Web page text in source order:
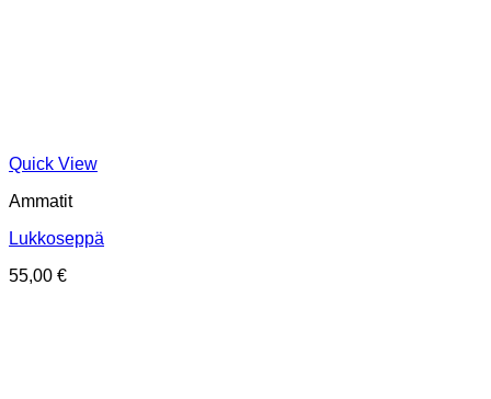
Quick View
Ammatit
Lukkoseppä
55,00 €